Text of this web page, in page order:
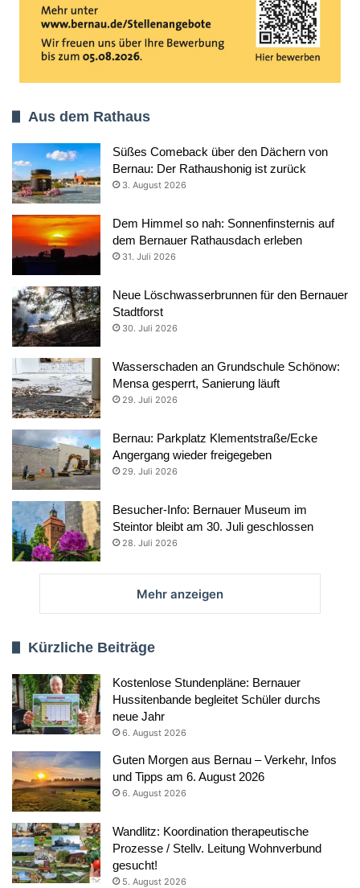
Aus dem Rathaus
Süßes Comeback über den Dächern von
Bernau: Der Rathaushonig ist zurück
3. August 2026
Dem Himmel so nah: Sonnenfinsternis auf
dem Bernauer Rathausdach erleben
31. Juli 2026
Neue Löschwasserbrunnen für den Bernauer
Stadtforst
30. Juli 2026
Wasserschaden an Grundschule Schönow:
Mensa gesperrt, Sanierung läuft
29. Juli 2026
Bernau: Parkplatz Klementstraße/Ecke
Angergang wieder freigegeben
29. Juli 2026
Besucher-Info: Bernauer Museum im
Steintor bleibt am 30. Juli geschlossen
28. Juli 2026
Mehr anzeigen
Kürzliche Beiträge
Kostenlose Stundenpläne: Bernauer
Hussitenbande begleitet Schüler durchs
neue Jahr
6. August 2026
Guten Morgen aus Bernau – Verkehr, Infos
und Tipps am 6. August 2026
6. August 2026
Wandlitz: Koordination therapeutische
Prozesse / Stellv. Leitung Wohnverbund
gesucht!
5. August 2026